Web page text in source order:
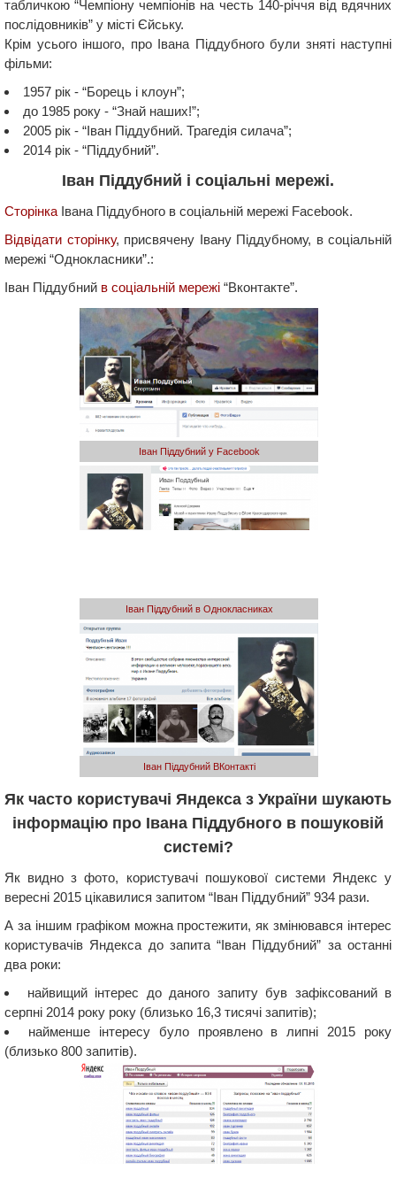
табличкою “Чемпіону чемпіонів на честь 140-річчя від вдячних
послідовників” у місті Єйську.
Крім усього іншого, про Івана Піддубного були зняті наступні
фільми:
1957 рік - “Борець і клоун”;
до 1985 року - “Знай наших!”;
2005 рік - “Іван Піддубний. Трагедія силача”;
2014 рік - “Піддубний”.
Іван Піддубний і соціальні мережі.
Сторінка Івана Піддубного в соціальній мережі Facebook.
Відвідати сторінку, присвячену Івану Піддубному, в соціальній
мережі “Однокласники”.:
Іван Піддубний в соціальній мережі “Вконтакте”.
Іван Піддубний у Facebook
Іван Піддубний в Однокласниках
Іван Піддубний ВКонтакті
Як часто користувачі Яндекса з України шукають
інформацію про Івана Піддубного в пошуковій
системі?
Як видно з фото, користувачі пошукової системи Яндекс у
вересні 2015 цікавилися запитом “Іван Піддубний” 934 рази.
А за іншим графіком можна простежити, як змінювався інтерес
користувачів Яндекса до запита “Іван Піддубний” за останні
два роки:
найвищий інтерес до даного запиту був зафіксований в
серпні 2014 року року (близько 16,3 тисячі запитів);
найменше інтересу було проявлено в липні 2015 року
(близько 800 запитів).